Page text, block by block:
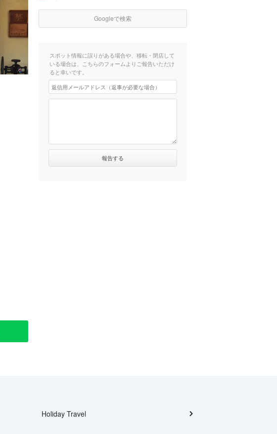
Googleで検索
スポット情報に誤りがある場合や、移転・閉店して
いる場合は、こちらのフォームよりご報告いただけ
ると幸いです。
Holiday Travel